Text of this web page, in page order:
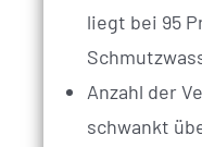
liegt bei 95
Anzahl der
schwankt